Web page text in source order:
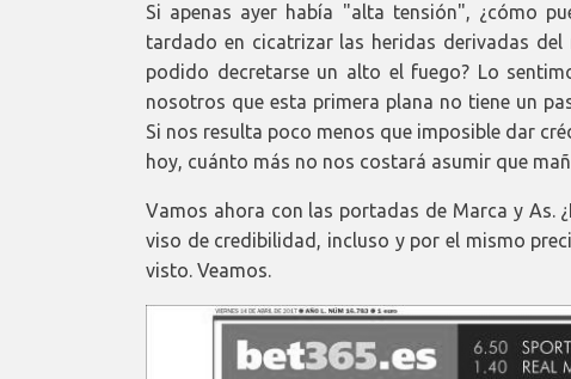
Si apenas ayer había "alta tensión", ¿cómo
tardado en cicatrizar las heridas derivadas
podido decretarse un alto el fuego? Lo
nosotros que esta primera plana no tiene un
Si nos resulta poco menos que imposible dar
hoy, cuánto más no nos costará asumir que
Vamos ahora con las portadas de Marca y As.
viso de credibilidad, incluso y por el mismo
visto. Veamos.